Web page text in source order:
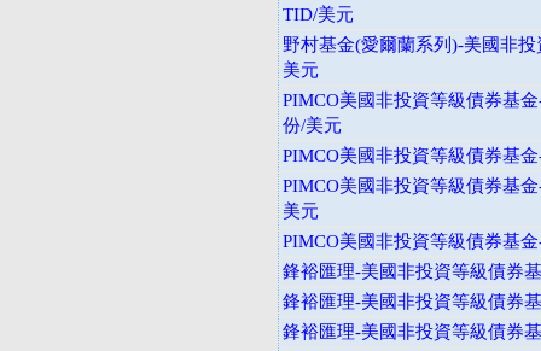
TID/美元
野村基金(愛爾蘭系列)-美國非
美元
PIMCO美國非投資等級債券基
份/美元
PIMCO美國非投資等級債券基
PIMCO美國非投資等級債券基
美元
PIMCO美國非投資等級債券基
鋒裕匯理-美國非投資等級債券
鋒裕匯理-美國非投資等級債券
鋒裕匯理-美國非投資等級債券